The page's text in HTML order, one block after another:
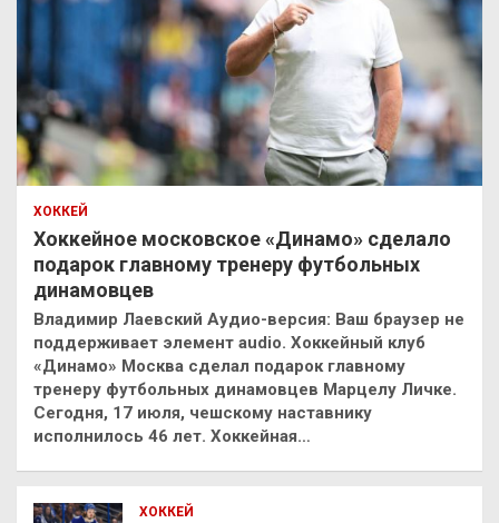
ХОККЕЙ
Хоккейное московское «Динамо» сделало
подарок главному тренеру футбольных
динамовцев
Владимир Лаевский Аудио-версия: Ваш браузер не
поддерживает элемент audio. Хоккейный клуб
«Динамо» Москва сделал подарок главному
тренеру футбольных динамовцев Марцелу Личке.
Сегодня, 17 июля, чешскому наставнику
исполнилось 46 лет. Хоккейная…
ХОККЕЙ